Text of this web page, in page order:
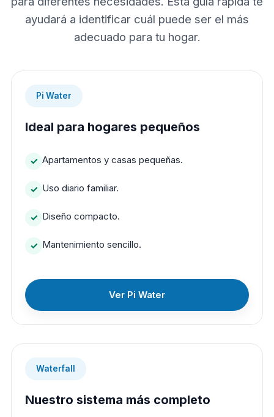
ayudará a identificar cuál puede ser el más
adecuado para tu hogar.
Pi Water
Ideal para hogares pequeños
Apartamentos y casas pequeñas.
Uso diario familiar.
Diseño compacto.
Mantenimiento sencillo.
Ver Pi Water
Waterfall
Nuestro sistema más completo